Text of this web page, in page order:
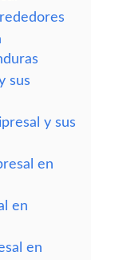
sus
y sus
en
en
en